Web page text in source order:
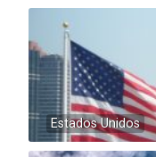
Estados Unidos